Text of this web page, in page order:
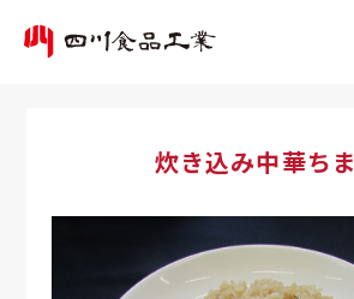
炊き込み中華ち